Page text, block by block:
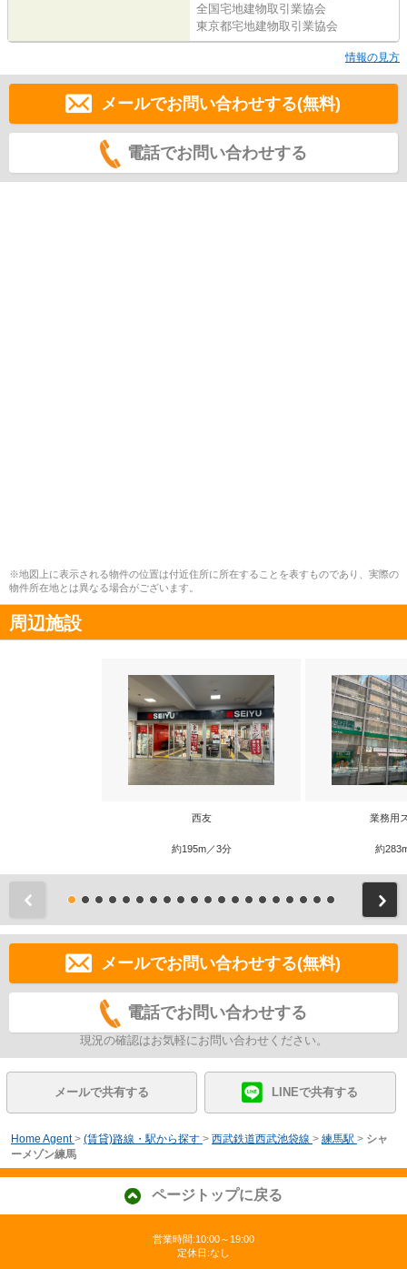
全国宅地建物取引業協会
東京都宅地建物取引業協会
情報の見方
メールでお問い合わせする(無料)
電話でお問い合わせする
※地図上に表示される物件の位置は付近住所に所在することを表すものであり、実際の
物件所在地とは異なる場合がございます。
周辺施設
西友
約195m／3分
業務用
約
メールでお問い合わせする(無料)
電話でお問い合わせする
現況の確認はお気軽にお問い合わせください。
メールで共有する LINEで共有する
Home Agent > (賃貸)路線・駅から探す > 西武鉄道西武池袋線 > 練馬駅 > シャ
ーメゾン練馬
ページトップに戻る
営業時間:10:00～19:00
定休日:なし